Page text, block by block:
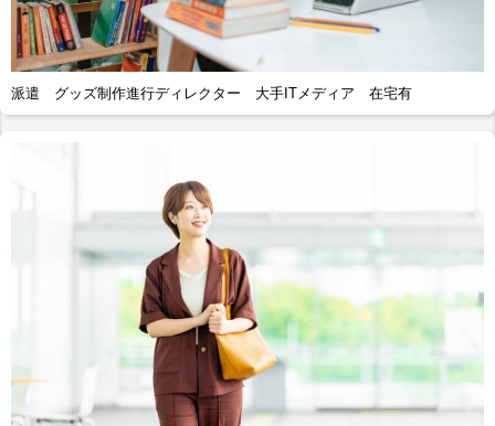
派遣 グッズ制作進行ディレクター 大手ITメディア 在宅有